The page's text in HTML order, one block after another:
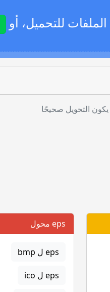
للتحميل، أو
التحويل صحيحًا
eps محول
eps ل bmp
eps ل ico